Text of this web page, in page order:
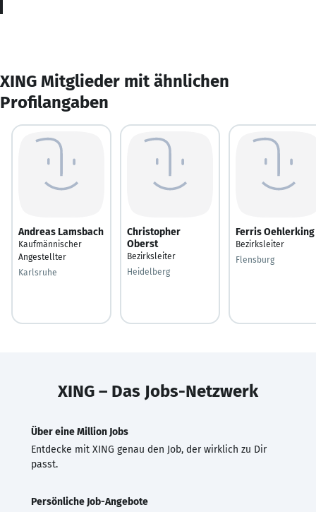
XING Mitglieder mit ähnlichen
Profilangaben
Andreas Lamsbach
Kaufmännischer
Angestellter
Karlsruhe
Christopher
Oberst
Bezirksleiter
Heidelberg
Ferris Oehlerking
Bezirksleiter
Flensburg
XING – Das Jobs-Netzwerk
Über eine Million Jobs
Entdecke mit XING genau den Job, der wirklich zu Dir
passt.
Persönliche Job-Angebote